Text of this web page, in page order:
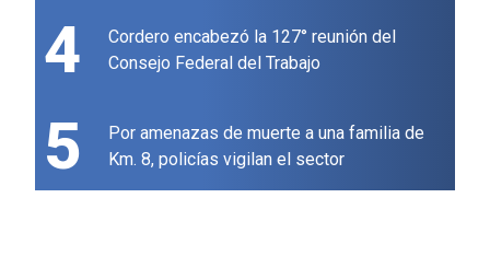
4
Cordero encabezó la 127° reunión del
Consejo Federal del Trabajo
5
Por amenazas de muerte a una familia de
Km. 8, policías vigilan el sector